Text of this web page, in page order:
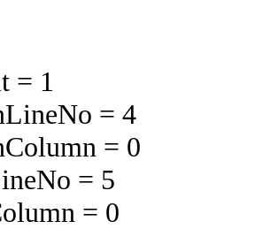
= 1
= 4
= 0
= 5
= 0